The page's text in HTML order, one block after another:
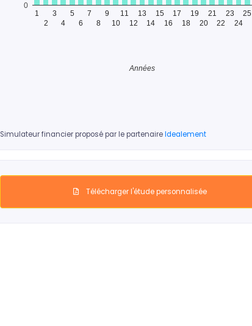
1
2
3
4
5
6
7
8
9
10
11
12
13
14
15
16
17
18
19
20
21
22
23
24
25
0
Années
Simulateur financier proposé par le partenaireIdealement
Télécharger l'étude personnalisée